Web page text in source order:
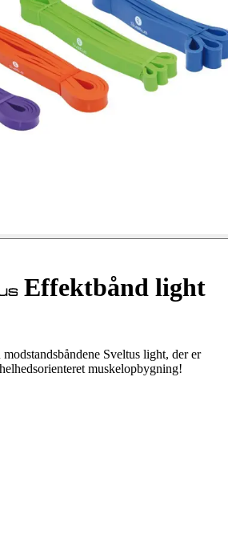
Effektbånd light
Sveltus light, der er
muskelopbygning!